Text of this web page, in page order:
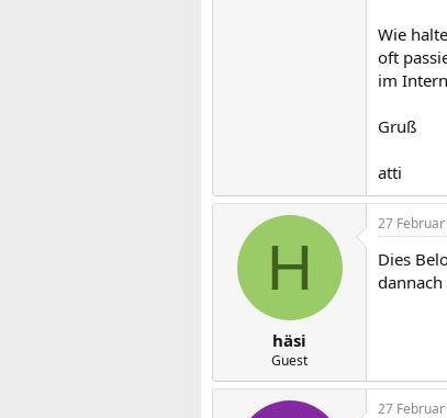
Wie
oft
im
Gruß
atti
H
häsi
Guest
27
Dies
27